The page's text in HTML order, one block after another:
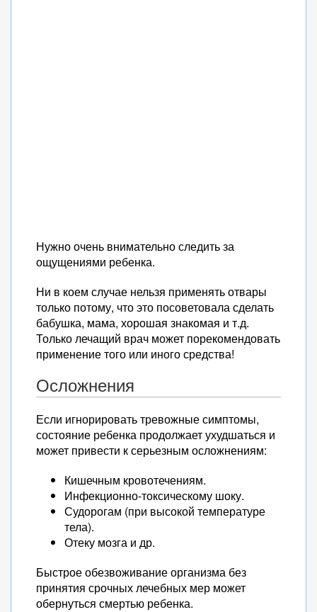
Нужно очень внимательно следить за
ощущениями ребенка.
Ни в коем случае нельзя применять отвары
только потому, что это посоветовала сделать
бабушка, мама, хорошая знакомая и т.д.
Только лечащий врач может порекомендовать
применение того или иного средства!
Осложнения
Если игнорировать тревожные симптомы,
состояние ребенка продолжает ухудшаться и
может привести к серьезным осложнениям:
Кишечным кровотечениям.
Инфекционно-токсическому шоку.
Судорогам (при высокой температуре
тела).
Отеку мозга и др.
Быстрое обезвоживание организма без
принятия срочных лечебных мер может
обернуться смертью ребенка.